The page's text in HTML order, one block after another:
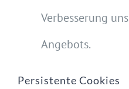
Verbesserung
Angebots.
Persistente Cookies